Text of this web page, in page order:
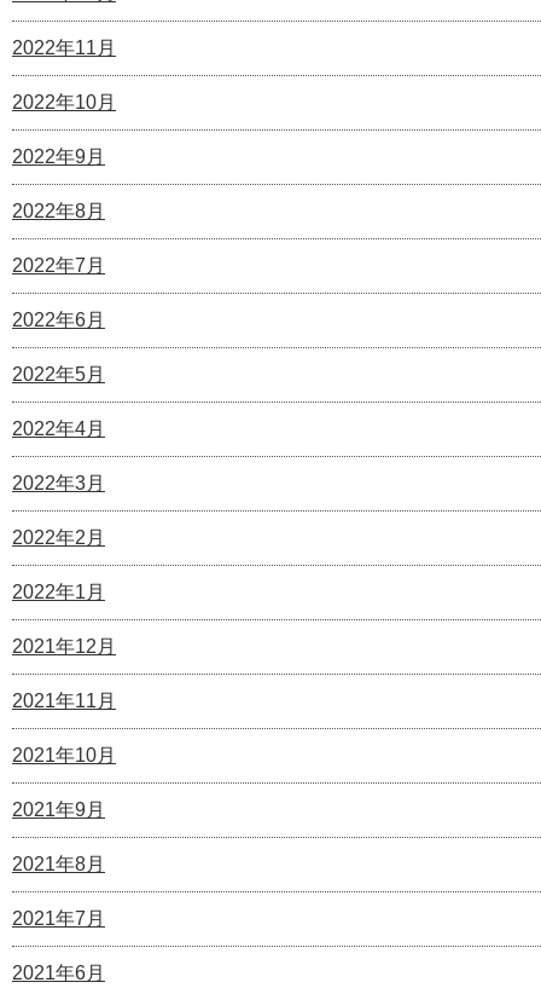
2022年11月
2022年10月
2022年9月
2022年8月
2022年7月
2022年6月
2022年5月
2022年4月
2022年3月
2022年2月
2022年1月
2021年12月
2021年11月
2021年10月
2021年9月
2021年8月
2021年7月
2021年6月